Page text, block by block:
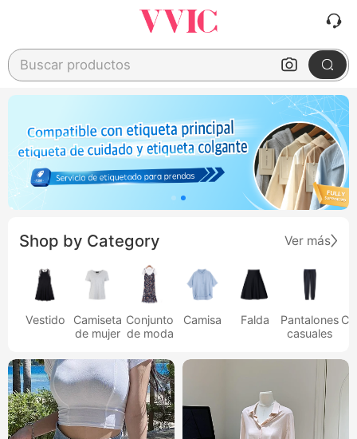
Buscar productos
Shop by Category Ver más
Vestido
Camiseta
de mujer
Conjunto
de moda
Camisa Falda
Pantalones
casuales